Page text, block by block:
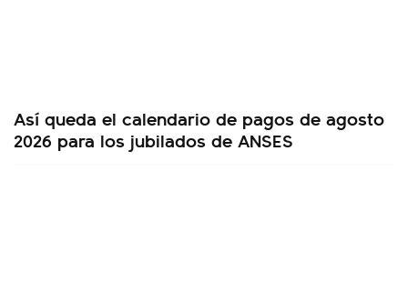
Así queda el calendario de pagos de agosto
2026 para los jubilados de ANSES